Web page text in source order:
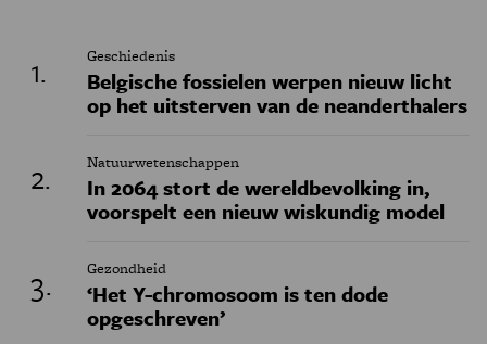
Geschiedenis
Belgische fossielen werpen nieuw licht
op het uitsterven van de neanderthalers
Natuurwetenschappen
In 2064 stort de wereldbevolking in,
voorspelt een nieuw wiskundig model
Gezondheid
‘Het Y-chromosoom is ten dode
opgeschreven’